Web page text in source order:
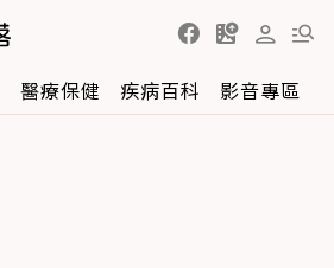
醫療保健 疾病百科 影音專區